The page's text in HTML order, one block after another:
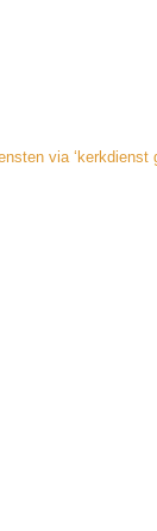
via ‘kerkdienst